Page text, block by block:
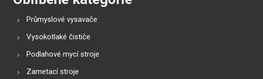
Průmyslové vysavače
Vysokotlaké čističe
Podlahové mycí stroje
Zametací stroje